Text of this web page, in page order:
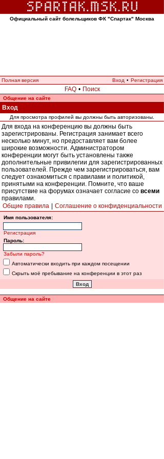
Официальный сайт болельщиков ФК "Спартак" Москва
Полная версия Вход • Регистрация
FAQ • Поиск
Общение на сайте
Вход
Для просмотра профилей вы должны быть авторизованы.
Для входа на конференцию вы должны быть
зарегистрированы. Регистрация занимает всего
несколько минут, но предоставляет вам более
широкие возможности. Администратором
конференции могут быть установлены также
дополнительные привилегии для зарегистрированных
пользователей. Прежде чем зарегистрироваться, вам
следует ознакомиться с правилами и политикой,
принятыми на конференции. Помните, что ваше
присутствие на форумах означает согласие со всеми
правилами.
Общие правила
Соглашение о конфиденциальности
Имя пользователя:
Регистрация
Пароль:
Забыли пароль?
Автоматически входить при каждом посещении
Скрыть моё пребывание на конференции в этот раз
Общение на сайте